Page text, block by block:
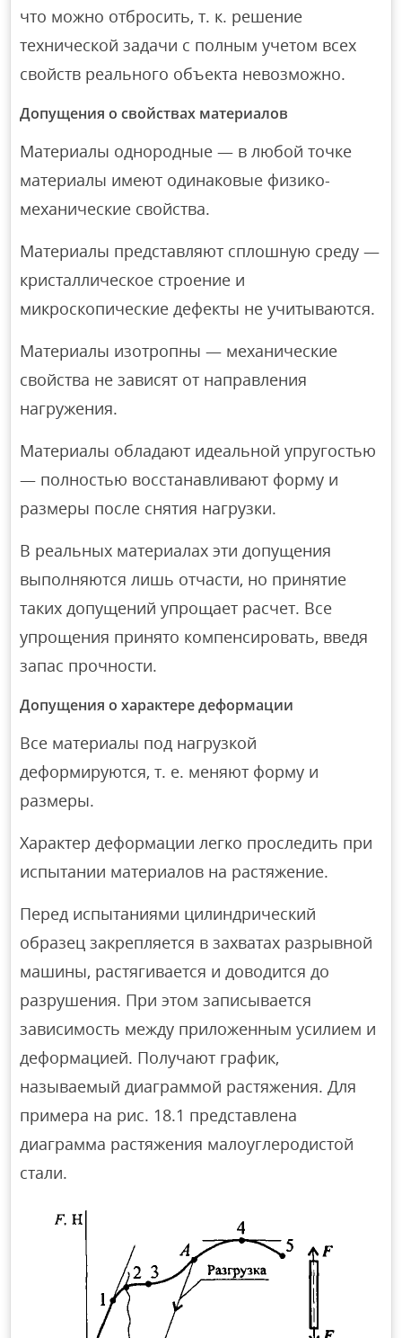
что можно отбросить, т. к. решение
технической задачи с полным учетом всех
свойств реального объекта невозможно.
Допущения о свойствах материалов
Материалы однородные — в любой точке
материалы имеют одинаковые физико-
механические свойства.
Материалы представляют сплошную среду —
кристаллическое строение и
микроскопические дефекты не учитываются.
Материалы изотропны — механические
свойства не зависят от направления
нагружения.
Материалы обладают идеальной упругостью
— полностью восстанавливают форму и
размеры после снятия нагрузки.
В реальных материалах эти допущения
выполняются лишь отчасти, но принятие
таких допущений упрощает расчет. Все
упрощения принято компенсировать, введя
запас прочности.
Допущения о характере деформации
Все материалы под нагрузкой
деформируются, т. е. меняют форму и
размеры.
Характер деформации легко проследить при
испытании материалов на растяжение.
Перед испытаниями цилиндрический
образец закрепляется в захватах разрывной
машины, растягивается и доводится до
разрушения. При этом записывается
зависимость между приложенным усилием и
деформацией. Получают график,
называемый диаграммой растяжения. Для
примера на рис. 18.1 представлена
диаграмма растяжения малоуглеродистой
стали.